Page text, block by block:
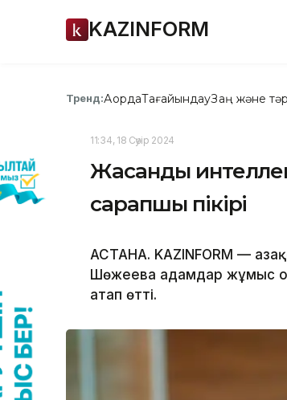
KAZINFORM
Тренд:АқордаТағайындауЗаң және
11:34, 18 Сәуір 2024
Жасанды
сарапшы пікірі
АСТАНА. KAZINFORM —
Шөжеева адамдар жұмыс
атап өтті.